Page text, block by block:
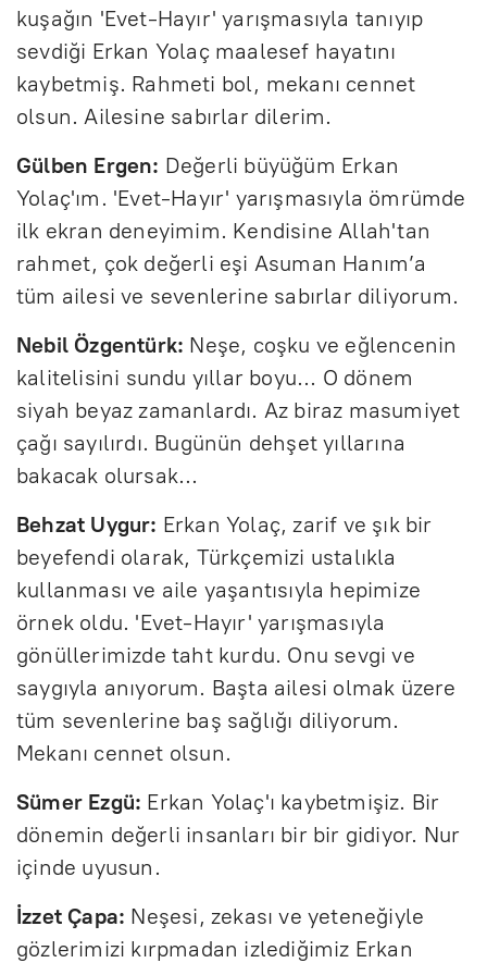
kuşağın 'Evet-Hayır' yarışmasıyla tanıyıp
sevdiği Erkan Yolaç maalesef hayatını
kaybetmiş. Rahmeti bol, mekanı cennet
olsun. Ailesine sabırlar dilerim.
Gülben Ergen: Değerli büyüğüm Erkan
Yolaç'ım. 'Evet-Hayır' yarışmasıyla ömrümde
ilk ekran deneyimim. Kendisine Allah'tan
rahmet, çok değerli eşi Asuman Hanım’a
tüm ailesi ve sevenlerine sabırlar diliyorum.
Nebil Özgentürk: Neşe, coşku ve eğlencenin
kalitelisini sundu yıllar boyu... O dönem
siyah beyaz zamanlardı. Az biraz masumiyet
çağı sayılırdı. Bugünün dehşet yıllarına
bakacak olursak...
Behzat Uygur: Erkan Yolaç, zarif ve şık bir
beyefendi olarak, Türkçemizi ustalıkla
kullanması ve aile yaşantısıyla hepimize
örnek oldu. 'Evet-Hayır' yarışmasıyla
gönüllerimizde taht kurdu. Onu sevgi ve
saygıyla anıyorum. Başta ailesi olmak üzere
tüm sevenlerine baş sağlığı diliyorum.
Mekanı cennet olsun.
Sümer Ezgü: Erkan Yolaç'ı kaybetmişiz. Bir
dönemin değerli insanları bir bir gidiyor. Nur
içinde uyusun.
İzzet Çapa: Neşesi, zekası ve yeteneğiyle
gözlerimizi kırpmadan izlediğimiz Erkan